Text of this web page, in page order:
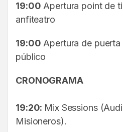
19:00 Apertura point de
anfiteatro
19:00 Apertura de
público
CRONOGRAMA
19:20: Mix Sessions
Misioneros).